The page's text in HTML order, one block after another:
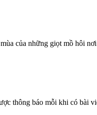
của những giọt mồ hôi
thông báo mỗi khi có bài